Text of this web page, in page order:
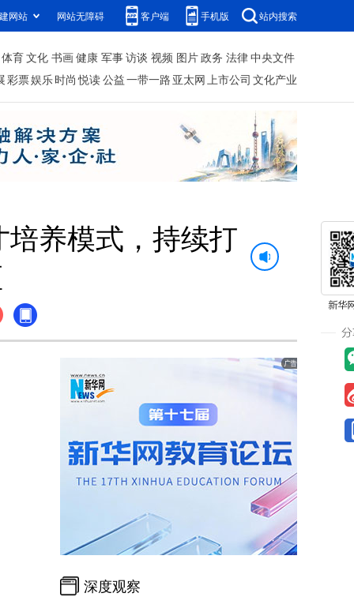
网站 网站无障碍 客户端 手机版 站内搜索
体育文化 书画健康 军事访谈 视频 图片政务 法律中央文件
彩票娱乐时尚 悦读公益一带一路 亚太网上市公司 文化产业
养模式，持续打
深度观察